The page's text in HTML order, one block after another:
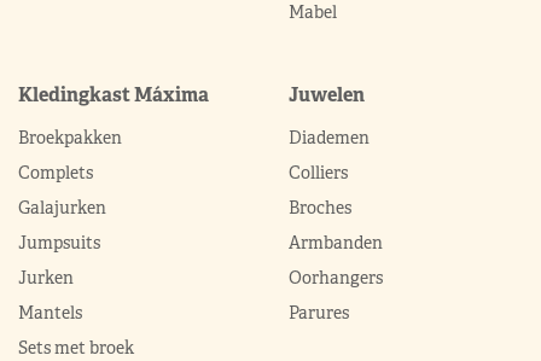
Mabel
Kledingkast Máxima
Broekpakken
Complets
Galajurken
Jumpsuits
Jurken
Mantels
Sets met broek
Juwelen
Diademen
Colliers
Broches
Armbanden
Oorhangers
Parures